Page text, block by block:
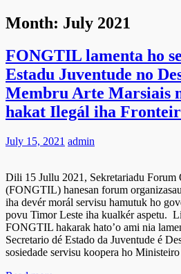
Month: July 2021
FONGTIL lamenta ho
Estadu Juventude no
Membru Arte Marsiais
hakat Ilegál iha
July 15, 2021 admin
Dili 15 Jullu 2021, Sekretariadu Forum
(FONGTIL) hanesan forum
iha devér morál servisu hamutuk ho
povu Timor Leste iha kualkér aspetu.
FONGTIL hakarak hato’o ami nia
Secretario dé Estado da Juventude é
sosiedade servisu koopera ho